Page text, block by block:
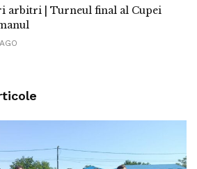
arbitri | Turneul final al Cupei